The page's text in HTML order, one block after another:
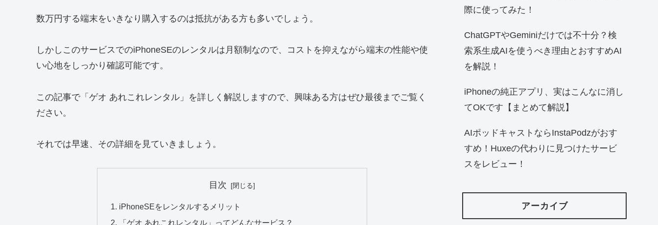
数万円する端末をいきなり購入するのは抵抗がある方も多いでしょう。
しかしこのサービスでのiPhoneSEのレンタルは月額制なので、コストを抑えながら端末の性能や使
い心地をしっかり確認可能です。
この記事で「ゲオ あれこれレンタル」を詳しく解説しますので、興味ある方はぜひ最後までご覧く
ださい。
それでは早速、その詳細を見ていきましょう。
目次
iPhoneSEをレンタルするメリット
「ゲオ あれこれレンタル」ってどんなサービス？
際に使ってみた！
ChatGPTやGeminiだけでは不十分？検
索系生成AIを使うべき理由とおすすめAI
を解説！
iPhoneの純正アプリ、実はこんなに消し
てOKです【まとめて解説】
AIポッドキャストならInstaPodzがおす
すめ！Huxeの代わりに見つけたサービ
スをレビュー！
アーカイブ